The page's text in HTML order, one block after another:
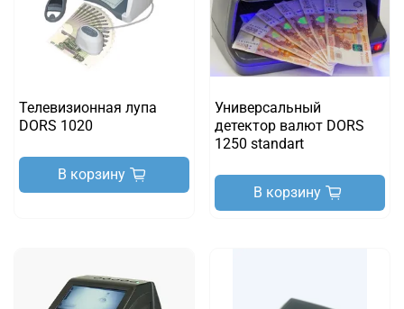
Телевизионная лупа
DORS 1020
В корзину
Универсальный
детектор валют DORS
1250 standart
В корзину